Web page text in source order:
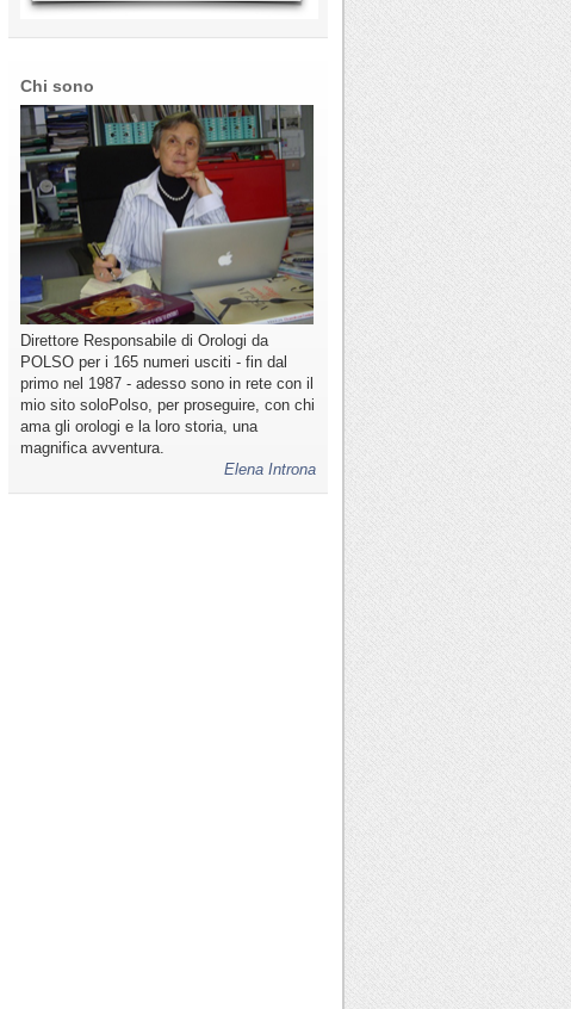
Chi sono
Direttore Responsabile di Orologi da
POLSO per i 165 numeri usciti - fin dal
primo nel 1987 - adesso sono in rete con il
mio sito soloPolso, per proseguire, con chi
ama gli orologi e la loro storia, una
magnifica avventura.
Elena Introna